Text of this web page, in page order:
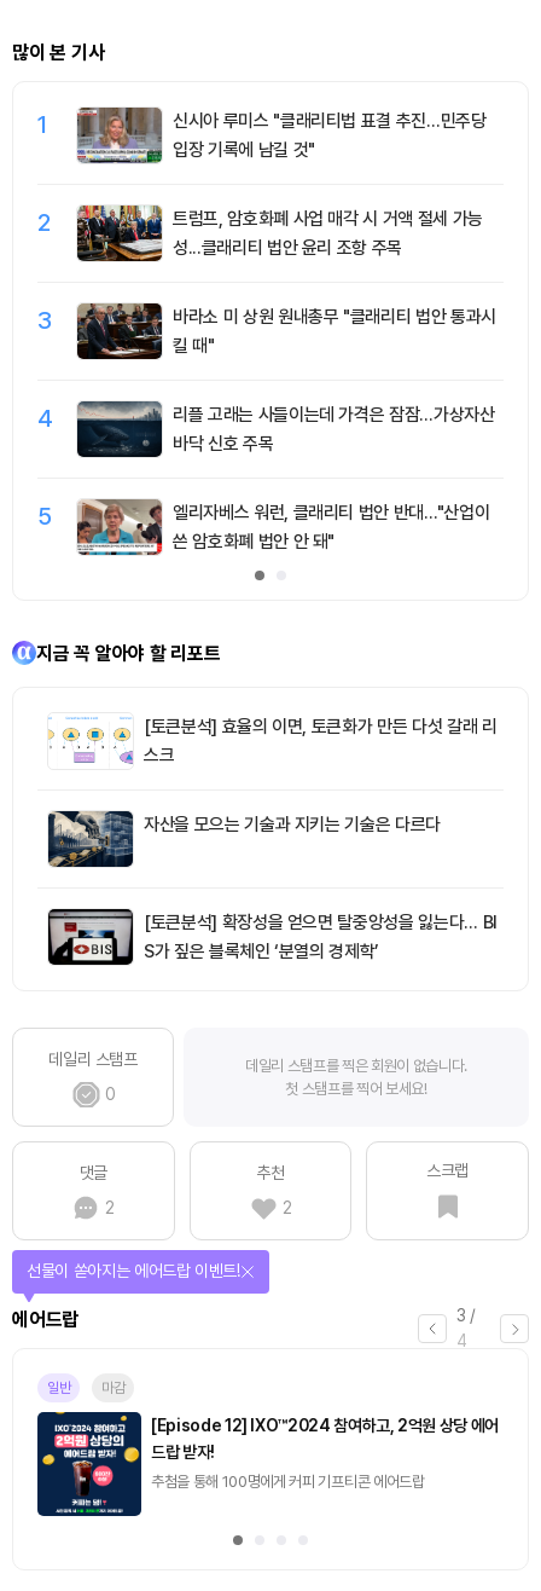
많이 본 기사
1
신시아 루미스 "클래리티법 표결 추진…민주당
입장 기록에 남길 것"
2
트럼프, 암호화폐 사업 매각 시 거액 절세 가능
성...클래리티 법안 윤리 조항 주목
3
바라소 미 상원 원내총무 "클래리티 법안 통과시
킬 때"
4
리플 고래는 사들이는데 가격은 잠잠…가상자산
바닥 신호 주목
5
엘리자베스 워런, 클래리티 법안 반대…"산업이
쓴 암호화폐 법안 안 돼"
지금 꼭 알아야 할 리포트
[토큰분석] 효율의 이면, 토큰화가 만든 다섯 갈래 리
스크
자산을 모으는 기술과 지키는 기술은 다르다
[토큰분석] 확장성을 얻으면 탈중앙성을 잃는다… BI
S가 짚은 블록체인 ‘분열의 경제학’
데일리 스탬프
0
데일리 스탬프를 찍은 회원이 없습니다.
첫 스탬프를 찍어 보세요!
댓글
2
추천
2
스크랩
3 /
4
에어드랍
선물이 쏟아지는 에어드랍 이벤트!
일반 마감
[Episode 12] IXO™2024 참여하고, 2억원 상당 에어
드랍 받자!
추첨을 통해 100명에게 커피 기프티콘 에어드랍